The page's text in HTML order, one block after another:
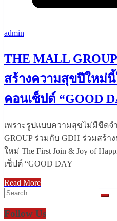
admin
THE MALL
สร้างความสุขปีใหม่
คอนเซ็ปต์ “GOOD
เพราะรูปแบบความสุขไม่มีขีดจ
GROUP ร่วมกับ GDH ร่วมสร้
ใหม่ The First Join & Joy of
เซ็ปต์ “GOOD DAY
Read More
Follow Us